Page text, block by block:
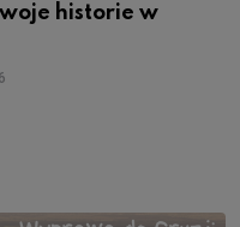
historie w